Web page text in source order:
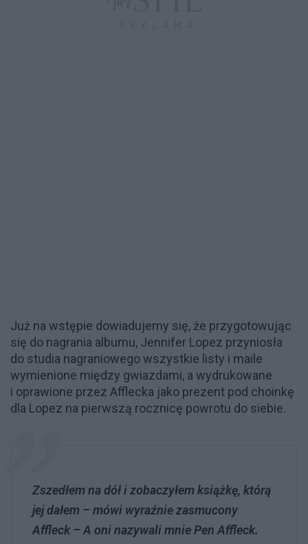
Już na wstępie dowiadujemy się, że przygotowując
się do nagrania albumu, Jennifer Lopez przyniosła
do studia nagraniowego wszystkie listy i maile
wymienione między gwiazdami, a wydrukowane
i oprawione przez Afflecka jako prezent pod choinkę
dla Lopez na pierwszą rocznicę powrotu do siebie.
Zszedłem na dół i zobaczyłem książkę, którą
jej dałem – mówi wyraźnie zasmucony
Affleck – A oni nazywali mnie Pen Affleck.